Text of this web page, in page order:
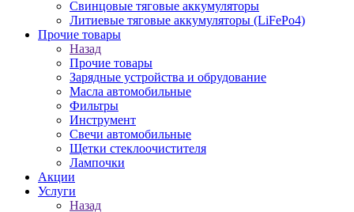
Свинцовые тяговые аккумуляторы
Литиевые тяговые аккумуляторы (LiFePo4)
Прочие товары
Назад
Прочие товары
Зарядные устройства и обрудование
Масла автомобильные
Фильтры
Инструмент
Свечи автомобильные
Щетки стеклоочистителя
Лампочки
Акции
Услуги
Назад